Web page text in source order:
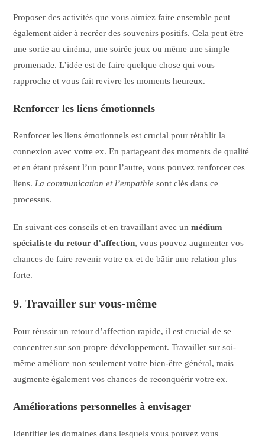
Proposer des activités que vous aimiez faire ensemble peut
également aider à recréer des souvenirs positifs. Cela peut être
une sortie au cinéma, une soirée jeux ou même une simple
promenade. L’idée est de faire quelque chose qui vous
rapproche et vous fait revivre les moments heureux.
Renforcer les liens émotionnels
Renforcer les liens émotionnels est crucial pour rétablir la
connexion avec votre ex. En partageant des moments de qualité
et en étant présent l’un pour l’autre, vous pouvez renforcer ces
liens. La communication et l’empathie sont clés dans ce
processus.
En suivant ces conseils et en travaillant avec unmédium
spécialiste du retour d’affection, vous pouvez augmenter vos
chances de faire revenir votre ex et de bâtir une relation plus
forte.
9. Travailler sur vous-même
Pour réussir un retour d’affection rapide, il est crucial de se
concentrer sur son propre développement. Travailler sur soi-
même améliore non seulement votre bien-être général, mais
augmente également vos chances de reconquérir votre ex.
Améliorations personnelles à envisager
Identifier les domaines dans lesquels vous pouvez vous